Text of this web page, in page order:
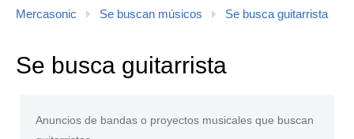
Mercasonic Se buscan músicos Se busca guitarrista
Se busca guitarrista
Anuncios de bandas o proyectos musicales que buscan